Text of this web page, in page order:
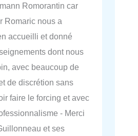
Romorantin car
Romaric nous a
accueilli et donné
dont nous
avec beaucoup de
de discrétion sans
faire le forcing et avec
- Merci
et ses